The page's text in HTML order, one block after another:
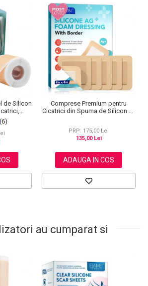
de Silicon
4 cm
(6)
Comprese Premium pentru
Cicatrici din Spuma de Silicon cu
PRP: 175,00 Lei
135,00 Lei
ADAUGA IN COS
au cumparat si